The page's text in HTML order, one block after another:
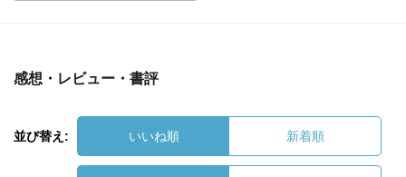
感想・レビュー・書評
並び替え: いいね順 新着順